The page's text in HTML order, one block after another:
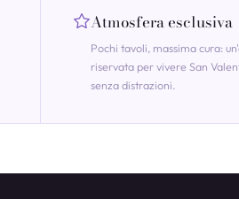
Atmosfera esclusiva
Pochi tavoli, massima cura:
riservata per vivere San
senza distrazioni.